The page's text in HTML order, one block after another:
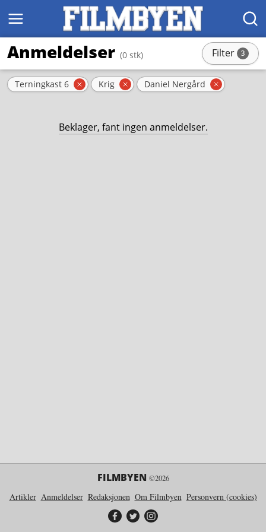
MENY SØK
Anmeldelser (0 stk) Filter 3stk
Aktive filter
Terningkast 6 Fjern filter
Krig Fjern filter
Daniel Nergård Fjern
Beklager, fant ingen anmeldelser.
FILMBYEN ©2026
Artikler Anmeldelser Redaksjonen Om Filmbyen Personvern (cookies)
Filmbyen på Facebook
Filmbyen på Twitter
Filmbyen på Instagram